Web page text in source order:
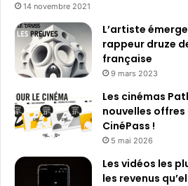
14 novembre 2021
L’artiste
rappeur druze
française
9 mars 2023
Les cinémas
nouvelles offres
CinéPass !
5 mai 2026
Les vidéos les
les revenus